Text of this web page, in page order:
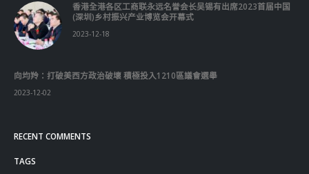
香港全港各区工商联永远名誉会长吴锡有出席2023首届中国
(深圳)乡村振兴产业博览会开幕式
2023-12-18
向均羚：打破美西方政治破壞 積極投入1210區議會選舉
2023-12-02
RECENT COMMENTS
TAGS